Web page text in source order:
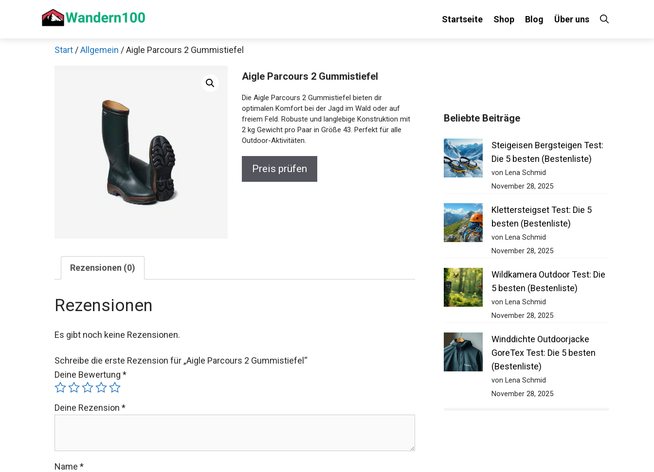
Startseite Shop Blog Über uns
Start /Allgemein / Aigle Parcours 2 Gummistiefel
Aigle Parcours 2 Gummistiefel
Die Aigle Parcours 2 Gummistiefel bieten dir
optimalen Komfort bei der Jagd im Wald oder auf
freiem Feld. Robuste und langlebige Konstruktion mit
2 kg Gewicht pro Paar in Größe 43. Perfekt für alle
Outdoor-Aktivitäten.
Preis prüfen
Rezensionen (0)
Rezensionen
Es gibt noch keine Rezensionen.
Schreibe die erste Rezension für „Aigle Parcours 2 Gummistiefel“
Deine Bewertung *
Deine Rezension *
Name *
Beliebte Beiträge
Steigeisen Bergsteigen Test:
Die 5 besten (Bestenliste)
von Lena Schmid
November 28, 2025
Klettersteigset Test: Die 5
besten (Bestenliste)
von Lena Schmid
November 28, 2025
Wildkamera Outdoor Test: Die
5 besten (Bestenliste)
von Lena Schmid
November 28, 2025
Winddichte Outdoorjacke
GoreTex Test: Die 5 besten
(Bestenliste)
von Lena Schmid
November 28, 2025